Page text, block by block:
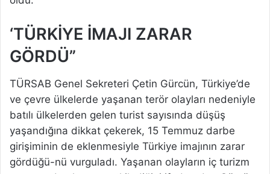
‘TÜRKİYE İMAJI ZARAR
GÖRDÜ”
TÜRSAB Genel Sekreteri Çetin Gürcün, Türkiye’de
ve çevre ülkelerde yaşanan terör olayları nedeniyle
batılı ülkelerden gelen turist sayısında düşüş
yaşandığına dikkat çekerek, 15 Temmuz darbe
girişiminin de eklenmesiyle Türkiye imajının zarar
gördüğü-nü vurguladı. Yaşanan olayların iç turizm